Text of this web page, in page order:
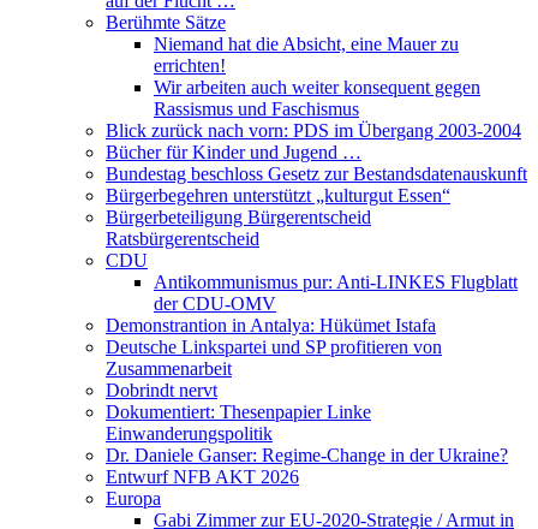
Berühmte Sätze
Niemand hat die Absicht, eine Mauer zu
errichten!
Wir arbeiten auch weiter konsequent gegen
Rassismus und Faschismus
Blick zurück nach vorn: PDS im Übergang 2003-2004
Bücher für Kinder und Jugend …
Bundestag beschloss Gesetz zur Bestandsdatenauskunft
Bürgerbegehren unterstützt „kulturgut Essen“
Bürgerbeteiligung Bürgerentscheid
Ratsbürgerentscheid
CDU
Antikommunismus pur: Anti-LINKES Flugblatt
der CDU-OMV
Demonstrantion in Antalya: Hükümet Istafa
Deutsche Linkspartei und SP profitieren von
Zusammenarbeit
Dobrindt nervt
Dokumentiert: Thesenpapier Linke
Einwanderungspolitik
Dr. Daniele Ganser: Regime-Change in der Ukraine?
Entwurf NFB AKT 2026
Europa
Gabi Zimmer zur EU-2020-Strategie / Armut in